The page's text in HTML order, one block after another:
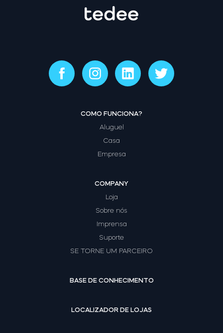
COMO FUNCIONA?
Aluguel
Casa
Empresa
COMPANY
Loja
Sobre nós
Imprensa
Suporte
SE TORNE UM PARCEIRO
BASE DE CONHECIMENTO
LOCALIZADOR DE LOJAS